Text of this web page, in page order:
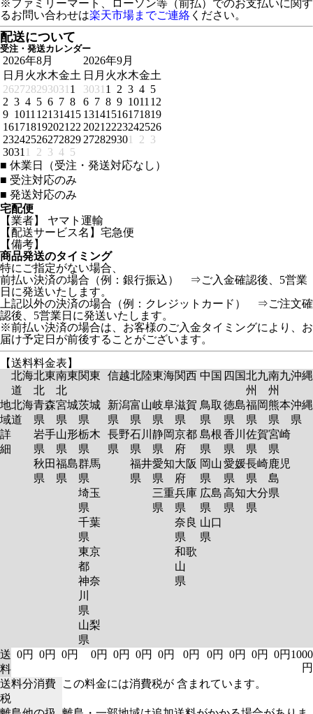
※ファミリーマート、ローソン等（前払）でのお支払いに関す
るお問い合わせは楽天市場までご連絡 ください。
配送について
受注・発送カレンダー
2026年8月
日 月 火水木金土
262728293031 1
2 3 4 5 6 7 8
9 1011 12131415
161718192021 22
23242526272829
3031 1 2 3 4 5
2026年9月
日 月 火水木金土
3031 1 2 3 4 5
6 7 8 9 1011 12
13141516171819
2021 2223242526
272829301 2 3
■ 休業日（受注・発送対応なし）
■ 受注対応のみ
■ 発送対応のみ
宅配便
【業者】 ヤマト運輸
【配送サービス名】宅急便
【備考】
商品発送のタイミング
特にご指定がない場合、
前払い決済の場合（例：銀行振込） ⇒ご入金確認後、5営業
日に発送いたします。
上記以外の決済の場合（例：クレジットカード） ⇒ご注文確
認後、5営業日に発送いたします。
※前払い決済の場合は、お客様のご入金タイミングにより、お
届け予定日が前後することがございます。
【送料料金表】
北海
道
北東
北
南東
北
関東 信越北陸東海関西 中国 四国北九
州
南九
州
沖縄
地
域
詳
細
北海
道
青森
県
岩手
県
秋田
県
宮城
県
山形
県
福島
県
茨城
県
栃木
県
群馬
県
埼玉
県
千葉
県
東京
都
神奈
川
県
山梨
県
新潟
県
長野
県
富山
県
石川
県
福井
県
岐阜
県
静岡
県
愛知
県
三重
県
滋賀
県
京都
府
大阪
府
兵庫
県
奈良
県
和歌
山
県
鳥取
県
島根
県
岡山
県
広島
県
山口
県
徳島
県
香川
県
愛媛
県
高知
県
福岡
県
佐賀
県
長崎
県
大分
県
熊本
県
宮崎
県
鹿児
島
県
沖縄
県
送
料
0円 0円 0円 0円 0円 0円 0円 0円 0円 0円 0円 0円 1000
円
送料分消費
税
この料金には消費税が 含まれています。